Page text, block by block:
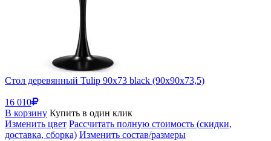
Стол деревянный Tulip 90х73 black (90x90x73,5)
16 010
В корзину Купить в один клик
Изменить цвет Рассчитать полную стоимость (скидки,
доставка, сборка) Изменить состав/размеры